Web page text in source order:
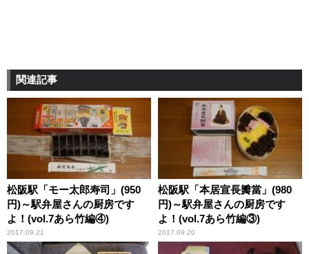
関連記事
松阪駅「モー太郎寿司」(950
円)～駅弁屋さんの厨房です
よ！(vol.7あら竹編④)
2017.09.21
松阪駅「本居宣長瓣當」(980
円)～駅弁屋さんの厨房です
よ！(vol.7あら竹編③)
2017.09.20